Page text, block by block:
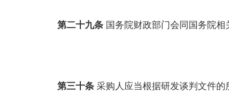
第二十九条 国务院财政部门会同国务院
第三十条 采购人应当根据研发谈判文件